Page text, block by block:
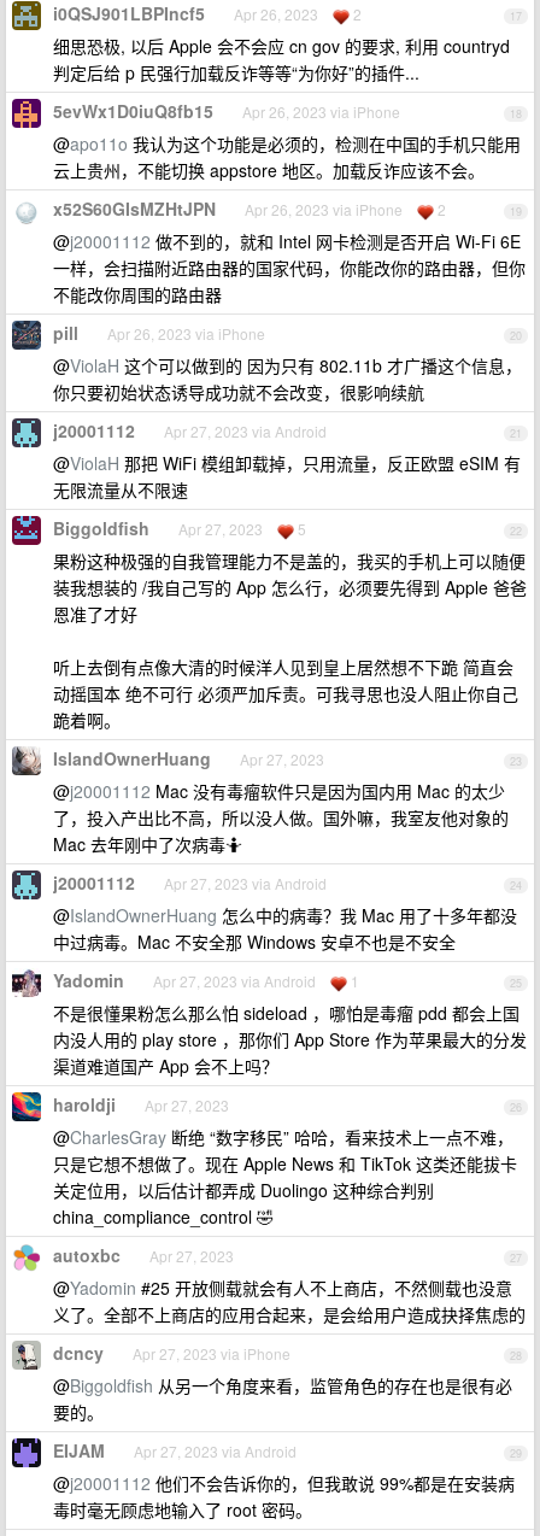
17
i0QSJ901LBPIncf5 Apr 26, 2023 2
细思恐极, 以后 Apple 会不会应 cn gov 的要求, 利用 countryd
判定后给 p 民强行加载反诈等等“为你好”的插件...
18
5evWx1D0iuQ8fb15 Apr 26, 2023 via iPhone
@apo11o 我认为这个功能是必须的，检测在中国的手机只能用
云上贵州，不能切换 appstore 地区。加载反诈应该不会。
19
x52S60GIsMZHtJPN Apr 26, 2023 via iPhone 2
@j20001112 做不到的，就和 Intel 网卡检测是否开启 Wi-Fi 6E
一样，会扫描附近路由器的国家代码，你能改你的路由器，但你
不能改你周围的路由器
20
pill Apr 26, 2023 via iPhone
@ViolaH 这个可以做到的 因为只有 802.11b 才广播这个信息，
你只要初始状态诱导成功就不会改变，很影响续航
21
j20001112 Apr 27, 2023 via Android
@ViolaH 那把 WiFi 模组卸载掉，只用流量，反正欧盟 eSIM 有
无限流量从不限速
22
Biggoldfish Apr 27, 2023 5
果粉这种极强的自我管理能力不是盖的，我买的手机上可以随便
装我想装的 /我自己写的 App 怎么行，必须要先得到 Apple 爸爸
恩准了才好
听上去倒有点像大清的时候洋人见到皇上居然想不下跪 简直会
动摇国本 绝不可行 必须严加斥责。可我寻思也没人阻止你自己
跪着啊。
23
IslandOwnerHuang Apr 27, 2023
@j20001112 Mac 没有毒瘤软件只是因为国内用 Mac 的太少
了，投入产出比不高，所以没人做。国外嘛，我室友他对象的
Mac 去年刚中了次病毒🤷
24
j20001112 Apr 27, 2023 via Android
@IslandOwnerHuang 怎么中的病毒？我 Mac 用了十多年都没
中过病毒。Mac 不安全那 Windows 安卓不也是不安全
25
Yadomin Apr 27, 2023 via Android 1
不是很懂果粉怎么那么怕 sideload ，哪怕是毒瘤 pdd 都会上国
内没人用的 play store ，那你们 App Store 作为苹果最大的分发
渠道难道国产 App 会不上吗？
26
haroldji Apr 27, 2023
@CharlesGray 断绝 “数字移民” 哈哈，看来技术上一点不难，
只是它想不想做了。现在 Apple News 和 TikTok 这类还能拔卡
关定位用，以后估计都弄成 Duolingo 这种综合判别
china_compliance_control 🤣
27
autoxbc Apr 27, 2023
@Yadomin #25 开放侧载就会有人不上商店，不然侧载也没意
义了。全部不上商店的应用合起来，是会给用户造成抉择焦虑的
28
dcncy Apr 27, 2023 via iPhone
@Biggoldfish 从另一个角度来看，监管角色的存在也是很有必
要的。
29
EIJAM Apr 27, 2023 via Android
@j20001112 他们不会告诉你的，但我敢说 99%都是在安装病
毒时毫无顾虑地输入了 root 密码。